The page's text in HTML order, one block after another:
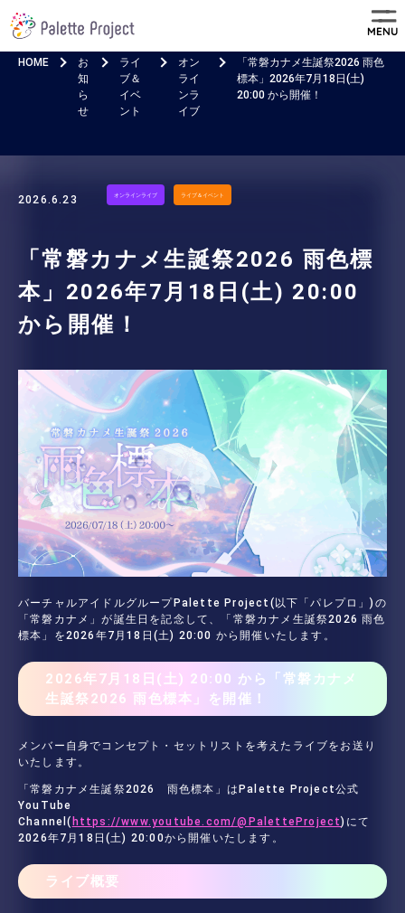
MENU
HOME
お
知
ら
せ
ライ
ブ＆
イベ
ント
オン
ライ
ンラ
イブ
「常磐カナメ生誕祭2026 雨色
標本」2026年7月18日(土)
20:00 から開催！
2026.6.23 オンラインライブ ライブ＆イベント
「常磐カナメ生誕祭2026 雨色標
本」2026年7月18日(土) 20:00
から開催！
バーチャルアイドルグループPalette Project(以下「パレプロ」)の
「常磐カナメ」が誕生日を記念して、「常磐カナメ生誕祭2026 雨色
標本」を2026年7月18日(土) 20:00 から開催いたします。
2026年7月18日(土) 20:00 から「常磐カナメ
生誕祭2026 雨色標本」を開催！
メンバー自身でコンセプト・セットリストを考えたライブをお送り
いたします。
「常磐カナメ生誕祭2026 雨色標本」はPalette Project公式
YouTube
Channel( https://www.youtube.com/@PaletteProject)にて
2026年7月18日(土) 20:00から開催いたします。
ライブ概要